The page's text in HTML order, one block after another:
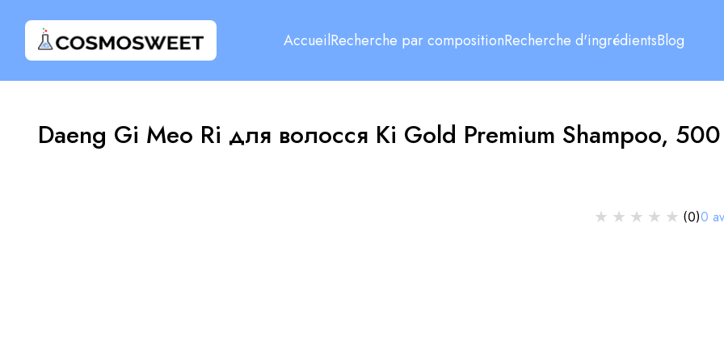
AccueilRecherche par compositionRecherche d'ingrédientsBlog
Daeng Gi Meo Ri для волосся Ki Gold Premium Shampoo,
★ ★ ★ ★ ★ (0)0